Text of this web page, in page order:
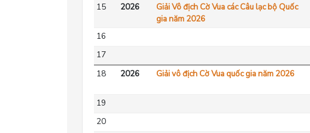
15
2026
Giải Vô địch Cờ Vua các Câu lạc bộ Quốc
gia năm 2026
16
17
18
2026 Giải vô địch Cờ Vua quốc gia năm 2026
19
20